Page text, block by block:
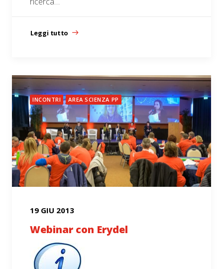
Leggi tutto
INCONTRI AREA SCIENZA PP
19 GIU 2013
Webinar con Erydel